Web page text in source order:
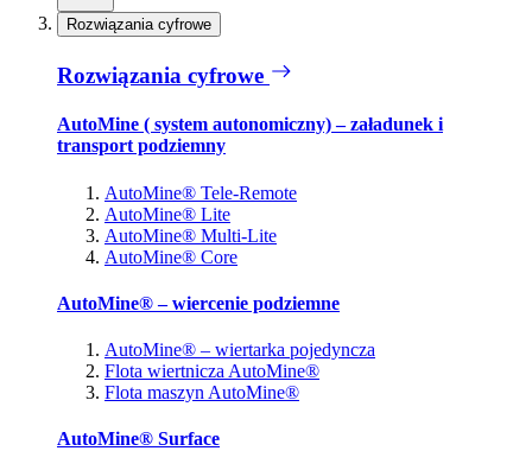
Rozwiązania cyfrowe
Rozwiązania cyfrowe
AutoMine ( system autonomiczny) – załadunek i
transport podziemny
AutoMine® Tele-Remote
AutoMine® Lite
AutoMine® Multi-Lite
AutoMine® Core
AutoMine® – wiercenie podziemne
AutoMine® – wiertarka pojedyncza
Flota wiertnicza AutoMine®
Flota maszyn AutoMine®
AutoMine® Surface